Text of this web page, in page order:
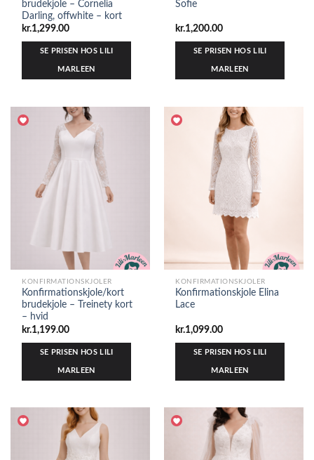
brudekjole – Cornelia
Darling, offwhite – kort
kr.1,299.00
SE PRISEN HOS LILI
MARLEEN
Sofie
kr.1,200.00
SE PRISEN HOS LILI
MARLEEN
KONFIRMATIONSKJOLER
Konfirmationskjole/kort
brudekjole – Treinety kort
– hvid
kr.1,199.00
SE PRISEN HOS LILI
MARLEEN
KONFIRMATIONSKJOLER
Konfirmationskjole Elina
Lace
kr.1,099.00
SE PRISEN HOS LILI
MARLEEN